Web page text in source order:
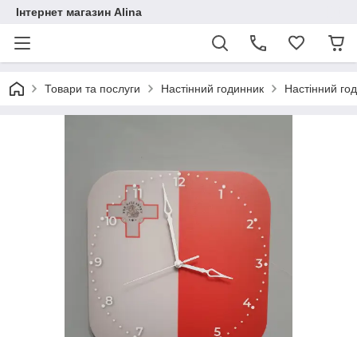
Інтернет магазин Alina
Товари та послуги Настінний годинник Настінний